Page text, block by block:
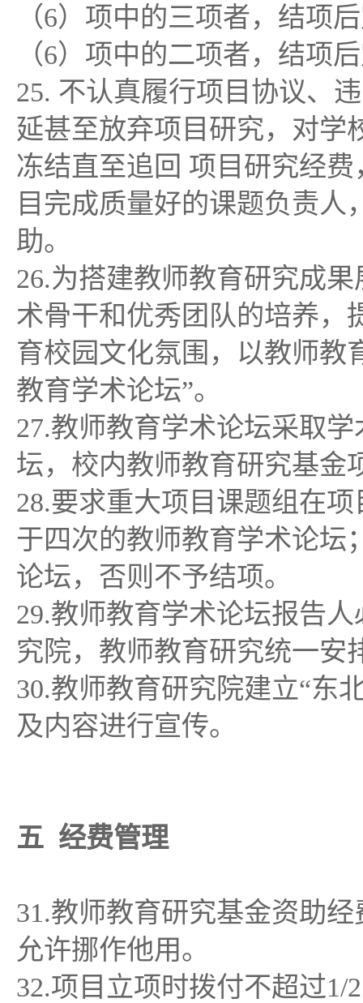
（6）项中的三项者，结项
（6）项中的二项者，结项
25. 不认真履行项目协议、
延甚至放弃项目研究，对学
冻结直至追回 项目研究经
目完成质量好的课题负责
助。
26.为搭建教师教育研究成
术骨干和优秀团队的培养，
育校园文化氛围，以教师教
教育学术论坛”。
27.教师教育学术论坛采取
坛，校内教师教育研究基金
28.要求重大项目课题组在
于四次的教师教育学术论坛
论坛，否则不予结项。
29.教师教育学术论坛报告
究院，教师教育研究统一安
30.教师教育研究院建立“东
及内容进行宣传。
五 经费管理
31.教师教育研究基金资助
允许挪作他用。
32.项目立项时拨付不超过